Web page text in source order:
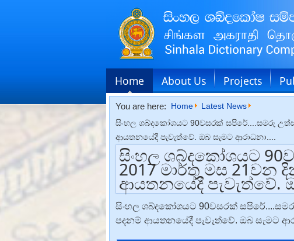
Home About Us Projects
You are here: Home
Latest News
සිංහල ශබ්දකෝශයට 90වසරක් සපිරේ....සමරු
ආයතනයේදී පැවැත්වේ. ඔබ සැමට ආරාධනා....
සිංහල ශබ්දකෝශයට
2017 මාර්තු මස 21වන
ආයතනයේදී පැවැත්වේ.
සිංහල ශබ්දකෝශයට 90වසරක් සපිරේ....සමරු
පදනම් ආයතනයේදී පැවැත්වේ. ඔබ සැමට